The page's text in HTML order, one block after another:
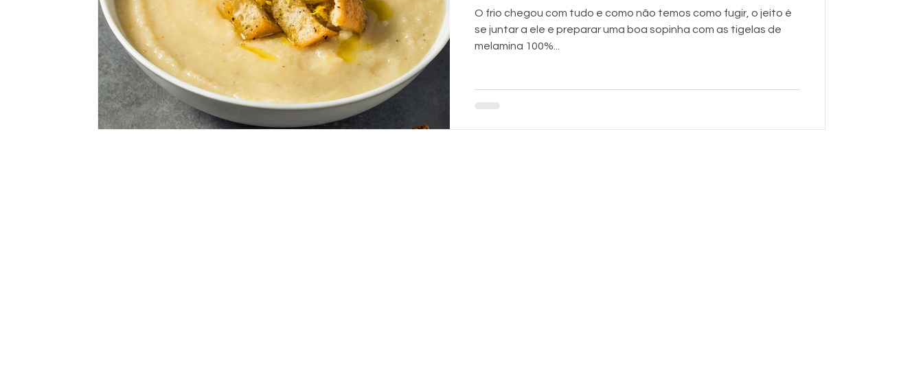
aquecer nos dias
frios
O frio chegou com tudo e como não temos como fugir, o jeito é
se juntar a ele e preparar uma boa sopinha com as tigelas de
melamina 100%...